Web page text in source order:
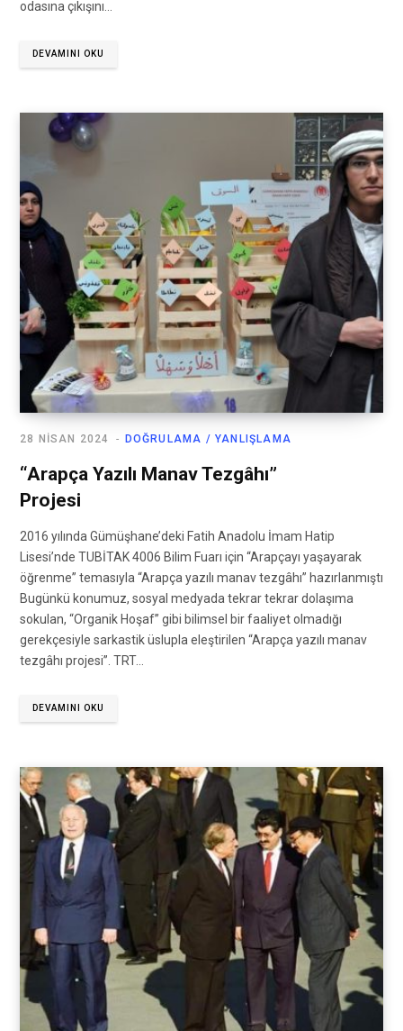
odasına çıkışını…
DEVAMINI OKU
DOĞRULAMA / YANLIŞLAMA
28 NISAN 2024
“Arapça Yazılı Manav Tezgâhı”
Projesi
2016 yılında Gümüşhane’deki Fatih Anadolu İmam Hatip
Lisesi’nde TUBİTAK 4006 Bilim Fuarı için “Arapçayı yaşayarak
öğrenme” temasıyla “Arapça yazılı manav tezgâhı” hazırlanmıştı
Bugünkü konumuz, sosyal medyada tekrar tekrar dolaşıma
sokulan, “Organik Hoşaf” gibi bilimsel bir faaliyet olmadığı
gerekçesiyle sarkastik üslupla eleştirilen “Arapça yazılı manav
tezgâhı projesi”. TRT…
DEVAMINI OKU